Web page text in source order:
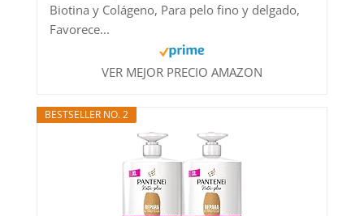
Biotina y Colágeno, Para pelo fino y delgado,
Favorece...
VER MEJOR PRECIO AMAZON
BESTSELLER NO. 2